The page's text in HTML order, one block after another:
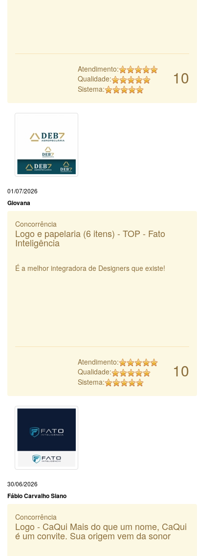
10
Atendimento:
Qualidade:
Sistema:
01/07/2026
Giovana
Concorrência
Logo e papelaria (6 itens) - TOP - Fato
Inteligência
É a melhor integradora de Designers que existe!
10
Atendimento:
Qualidade:
Sistema:
30/06/2026
Fábio Carvalho Siano
Concorrência
Logo - CaQui Mais do que um nome, CaQui
é um convite. Sua origem vem da sonor